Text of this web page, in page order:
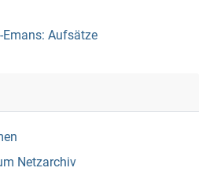
Aufsätze
Netzarchiv